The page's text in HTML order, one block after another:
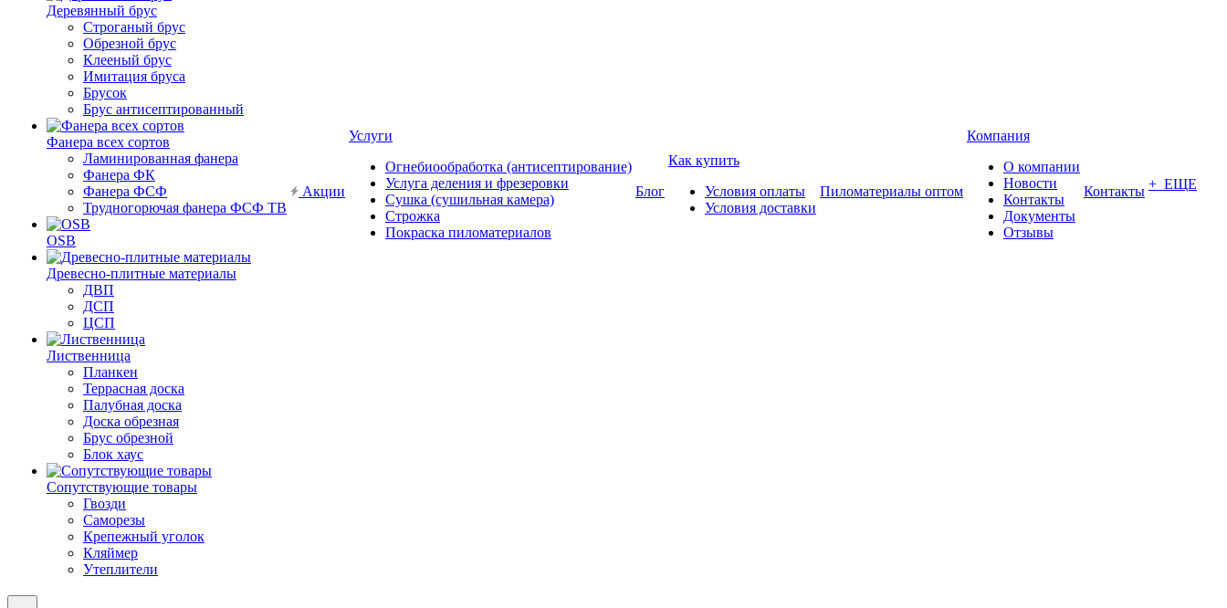
Деревянный брус
Строганый брус
Обрезной брус
Клееный брус
Имитация бруса
Брусок
Брус антисептированный
Фанера всех сортов
Ламинированная фанера
Фанера ФК
Фанера ФСФ
Трудногорючая фанера ФСФ ТВ
OSB
Древесно-плитные материалы
ДВП
ДСП
ЦСП
Лиственница
Планкен
Террасная доска
Палубная доска
Доска обрезная
Брус обрезной
Блок хаус
Сопутствующие товары
Гвозди
Саморезы
Крепежный уголок
Кляймер
Утеплители
Акции
Услуги
Огнебиообработка (антисептирование)
Услуга деления и фрезеровки
Сушка (сушильная камера)
Строжка
Покраска пиломатериалов
Блог
Как купить
Условия оплаты
Условия доставки
Пиломатериалы оптом
Компания
О компании
Новости
Контакты
Документы
Отзывы
Контакты + ЕЩЕ